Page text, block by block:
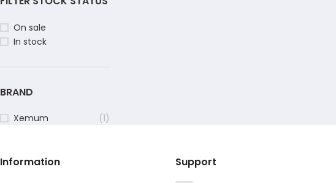
On sale
In stock
BRAND
Xemum (1)
Information Support